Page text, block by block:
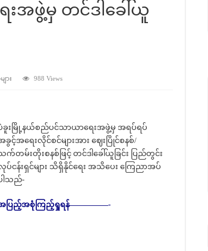
အဖွဲ့မှ တင်ဒါခေါ်ယူ
ား 988 Views
ခူးမြို့နယ်စည်ပင်သာယာရေးအဖွဲ့မှ အရပ်ရပ်
ခွင့်အရေးလိုင်စင်များအား ဈေးပြိုင်စနစ်/
က်တမ်းတိုးစနစ်ဖြင့် တင်ဒါခေါ်ယူခြင်း ပြည်တွင်း
ပ်ငန်းရှင်များ သိရှိနိုင်ရေး အသိပေး ကြေညာအပ်
ါသည်-
ပြည့်အစုံကြည့်ရှုရန်—————-